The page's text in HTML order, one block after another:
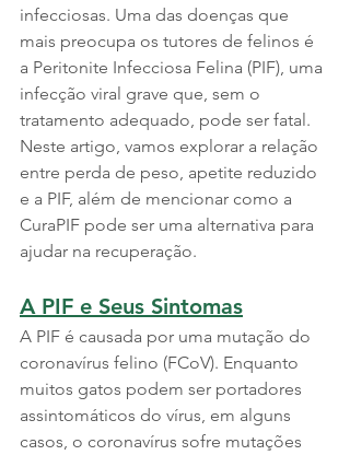
infecciosas. Uma das doenças que
mais preocupa os tutores de felinos é
a Peritonite Infecciosa Felina (PIF), uma
infecção viral grave que, sem o
tratamento adequado, pode ser fatal.
Neste artigo, vamos explorar a relação
entre perda de peso, apetite reduzido
e a PIF, além de mencionar como a
CuraPIF pode ser uma alternativa para
ajudar na recuperação.
A PIF e Seus Sintomas
A PIF é causada por uma mutação do
coronavírus felino (FCoV). Enquanto
muitos gatos podem ser portadores
assintomáticos do vírus, em alguns
casos, o coronavírus sofre mutações